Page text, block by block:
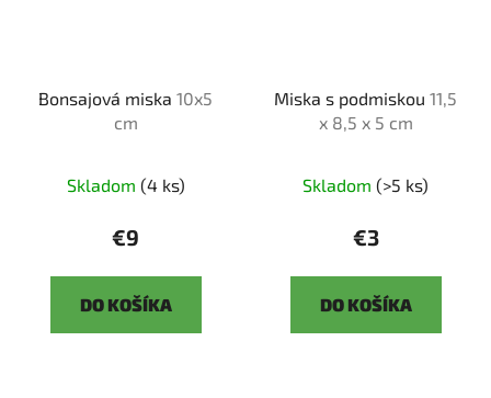
Bonsajová miska 10x5
cm
Skladom (4 ks)
€9
DO KOŠÍKA
Miska s podmiskou 11,5
x 8,5 x 5 cm
Skladom (>5 ks)
€3
DO KOŠÍKA